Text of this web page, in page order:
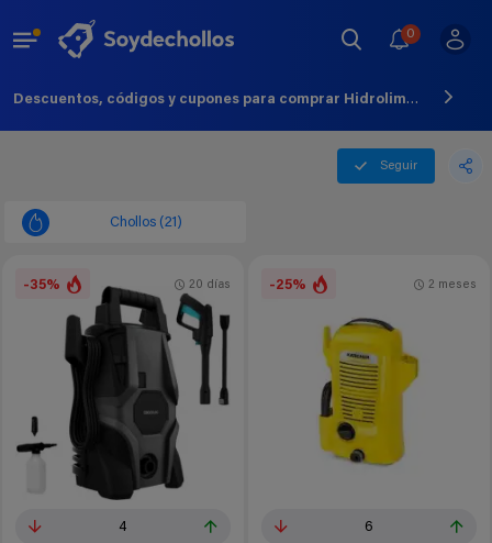
0
Descuentos, códigos y cupones para comprar Hidrolimpiadora - Agosto - 2026
Seguir
Chollos (21)
-35%
4
20 días -25%
6
2 meses